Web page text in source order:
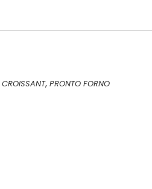
CROISSANT, PRONTO FORNO